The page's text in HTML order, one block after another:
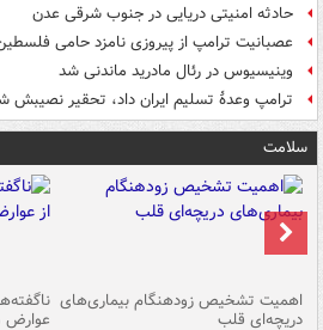
حادثه امنیتی دریایی در جنوب شرقی عدن
عصبانیت ترامپ از پیروزی نامزد حامی
وینیسیوس در رئال مادرید ماندنی شد
ترامپ وعدۀ تسلیم ایران داد، تحقیر نصیبش
سلامت
اهمیت تشخیص زودهنگام بیماری‌های
دریچه‌ای قلب عوارض